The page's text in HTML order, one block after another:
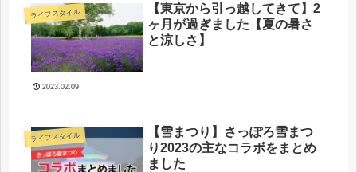
ライフスタイル
【東京から引っ越してきて】2
ヶ月が過ぎました【夏の暑さ
と涼しさ】
2023.02.09
ライフスタイル
【雪まつり】さっぽろ雪まつ
り2023の主なコラボをまとめ
ました